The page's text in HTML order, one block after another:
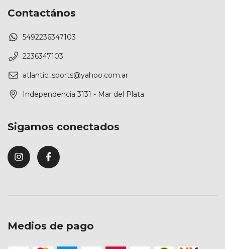
Contactános
5492236347103
2236347103
atlantic_sports@yahoo.com.ar
Independencia 3131 - Mar del Plata
Sigamos conectados
Medios de pago